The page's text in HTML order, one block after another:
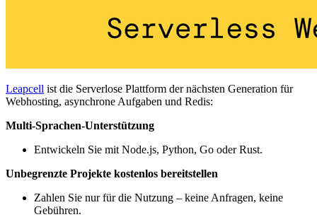
Leapcell ist die Serverlose Plattform der nächsten Generation für
Webhosting, asynchrone Aufgaben und Redis:
Multi-Sprachen-Unterstützung
Entwickeln Sie mit Node.js, Python, Go oder Rust.
Unbegrenzte Projekte kostenlos bereitstellen
Zahlen Sie nur für die Nutzung – keine Anfragen, keine
Gebühren.